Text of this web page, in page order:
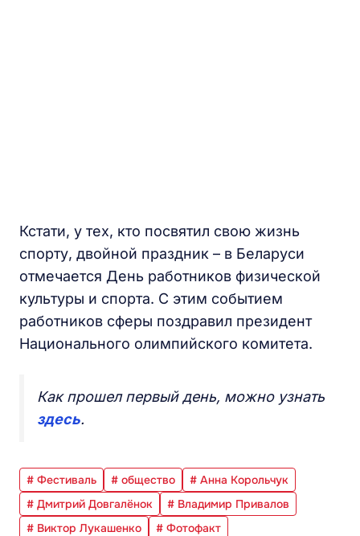
Кстати, у тех, кто посвятил свою жизнь
спорту, двойной праздник – в Беларуси
отмечается День работников физической
культуры и спорта. С этим событием
работников сферы поздравил президент
Национального олимпийского комитета.
Как прошел первый день, можно узнать
здесь.
# Фестиваль # общество
# Анна Корольчук
# Дмитрий Довгалёнок
# Владимир Привалов
# Виктор Лукашенко
# Фотофакт